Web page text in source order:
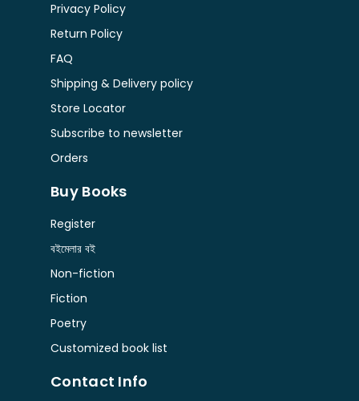
Privacy Policy
Return Policy
FAQ
Shipping & Delivery policy
Store Locator
Subscribe to newsletter
Orders
Buy Books
Register
বইমেলার বই
Non-fiction
Fiction
Poetry
Customized book list
Contact Info